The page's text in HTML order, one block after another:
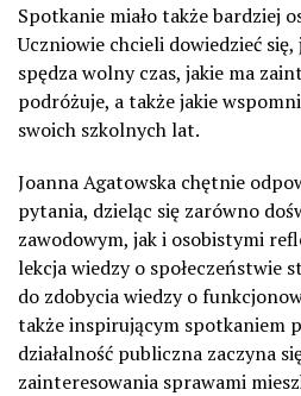
Spotkanie miało także bardziej
Uczniowie chcieli dowiedzieć
spędza wolny czas, jakie ma
podróżuje, a także jakie
swoich szkolnych lat.
Joanna Agatowska chętnie
pytania, dzieląc się zarówno
zawodowym, jak i osobistymi
lekcja wiedzy o społeczeństwie
do zdobycia wiedzy o
także inspirującym spotkaniem
działalność publiczna zaczyna
zainteresowania sprawami